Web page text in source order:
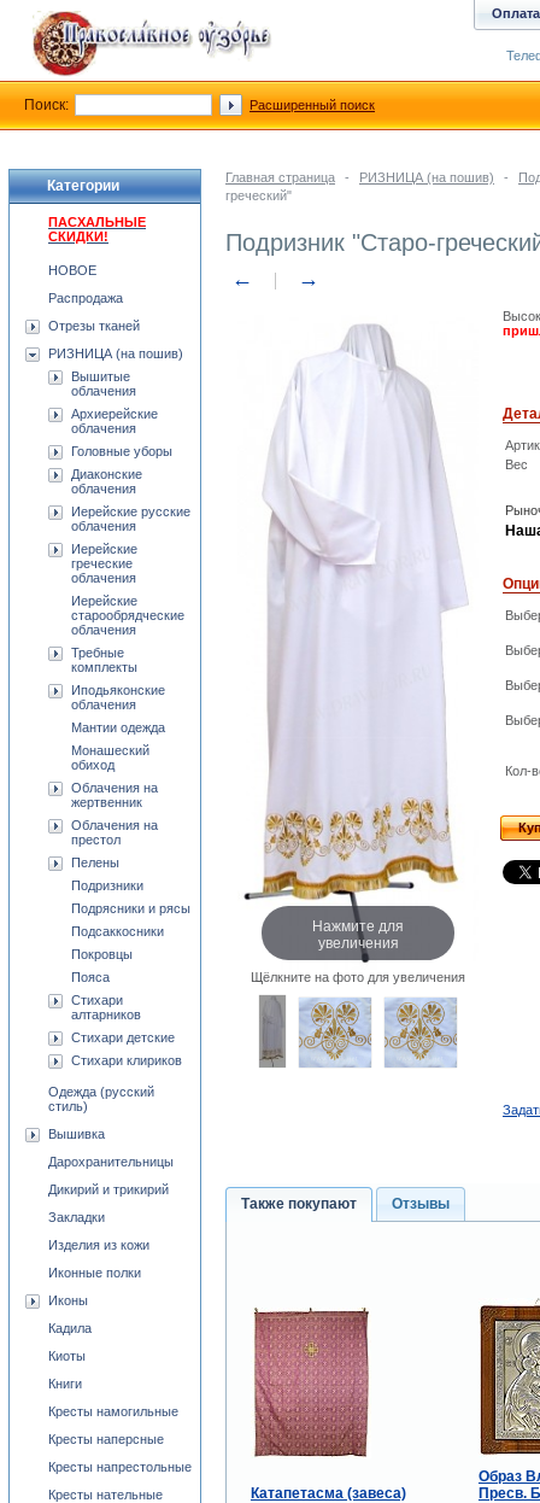
Главная страница - РИЗНИЦА (на пошив) -
греческий"
Подризник "Старо-
← →
Нажмите для
увеличения
Щёлкните на фото для увеличения
Вес
Кол-
Также покупают Отзывы
Катапетасма (завеса)
Образ
Пресв.
Категории
ПАСХАЛЬНЫЕ
СКИДКИ!
НОВОЕ
Распродажа
Отрезы тканей
РИЗНИЦА (на пошив)
Вышитые
облачения
Архиерейские
облачения
Головные уборы
Диаконские
облачения
Иерейские русские
облачения
Иерейские
греческие
облачения
Иерейские
старообрядческие
облачения
Требные
комплекты
Иподьяконские
облачения
Мантии одежда
Монашеский
обиход
Облачения на
жертвенник
Облачения на
престол
Пелены
Подризники
Подрясники и рясы
Подсаккосники
Покровцы
Пояса
Стихари
алтарников
Стихари детские
Стихари клириков
Одежда (русский
стиль)
Вышивка
Дарохранительницы
Дикирий и трикирий
Закладки
Изделия из кожи
Иконные полки
Иконы
Кадила
Киоты
Книги
Кресты намогильные
Кресты наперсные
Кресты напрестольные
Кресты нательные
Оплата
Поиск: Расширенный поиск